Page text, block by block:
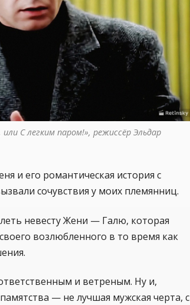
С легким паром!», режиссёр Эльдар
и его романтическая история с
сочувствия у моих племянниц.
невесту Жени — Галю, которая
возлюбленного в то время как
и ветреным. Ну и,
— не лучшая мужская черта, с